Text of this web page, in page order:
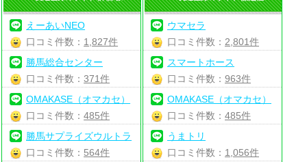
えーあいNEO
口コミ件数： 1,827件
勝馬総合センター
口コミ件数：371件
OMAKASE（オマカセ）
口コミ件数：485件
勝馬サプライズウルトラ
口コミ件数： 564件
ウマセラ
口コミ件数： 2,801件
スマートホース
口コミ件数： 963件
OMAKASE（オマカセ）
口コミ件数： 485件
うまトリ
口コミ件数： 1,056件